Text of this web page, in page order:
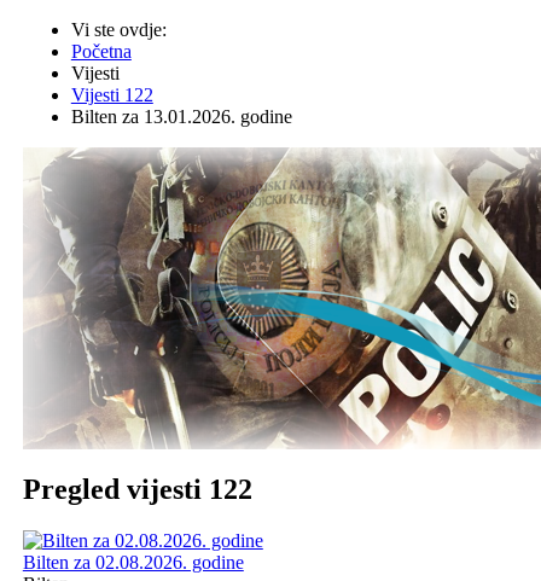
Vi ste ovdje:
Početna
Vijesti
Vijesti 122
Bilten za 13.01.2026. godine
Pregled vijesti 122
Bilten za 02.08.2026. godine